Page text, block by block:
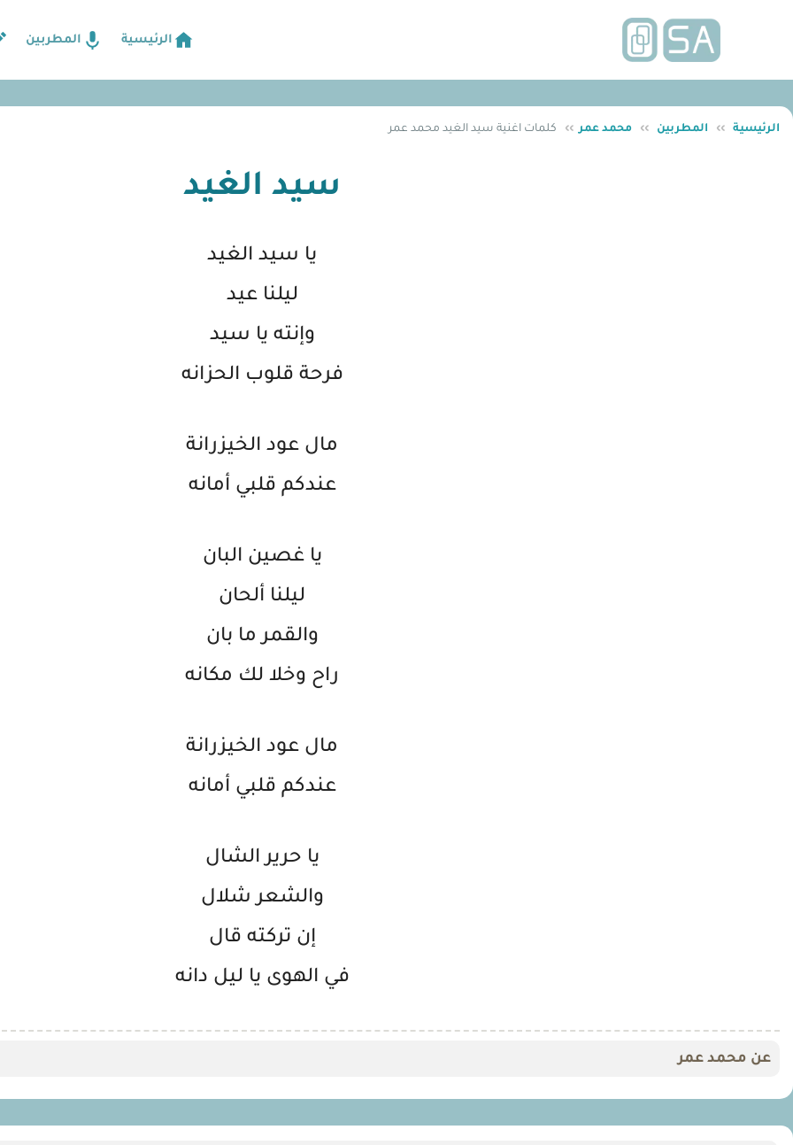
الرئيسية المطربين
الرئيسية ›› المطربين ›› محمد عمر ›› كلمات اغنية سيد الغيد محمد عمر
سيد الغيد
يا سيد الغيد
ليلنا عيد
وإنته يا سيد
فرحة قلوب الحزانه
مال عود الخيزرانة
عندكم قلبي أمانه
يا غصين البان
ليلنا ألحان
والقمر ما بان
راح وخلا لك مكانه
مال عود الخيزرانة
عندكم قلبي أمانه
يا حرير الشال
والشعر شلال
إن تركته قال
في الهوى يا ليل دانه
عن محمد عمر